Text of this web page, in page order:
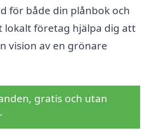
för både din plånbok och
lokalt företag hjälpa dig att
vision av en grönare
gratis och utan